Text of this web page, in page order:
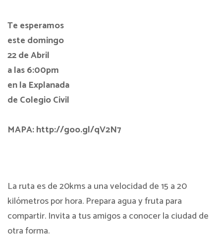
Te esperamos
este domingo
22 de Abril
a las 6:00pm
en la Explanada
de Colegio Civil
MAPA: http://goo.gl/qV2N7
La ruta es de 20kms a una velocidad de 15 a 20
kilómetros por hora. Prepara agua y fruta para
compartir. Invita a tus amigos a conocer la ciudad de
otra forma.